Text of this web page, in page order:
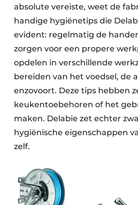
absolute vereiste, weet de
handige hygiënetips die
evident: regelmatig de
zorgen voor een propere
opdelen in verschillende
bereiden van het voedsel, de
enzovoort. Deze tips hebben
keukentoebehoren of het
maken. Delabie zet echter
hygiënische eigenschappen
zelf.